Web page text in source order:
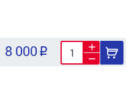
8 000